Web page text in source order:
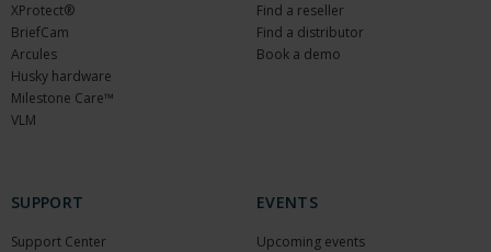
XProtect®
BriefCam
Arcules
Husky hardware
Milestone Care™
VLM
Find a reseller
Find a distributor
Book a demo
SUPPORT
Support Center
EVENTS
Upcoming events